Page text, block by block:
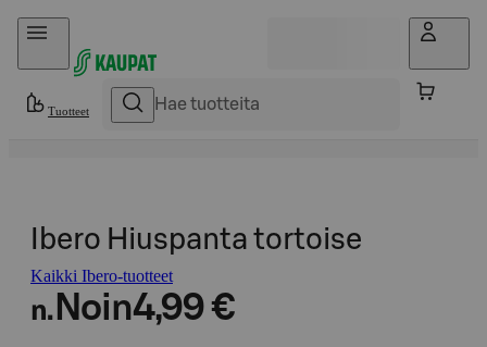
Hyppää sisältöön
Tuotteet
Ibero Hiuspanta tortoise
Kaikki Ibero-tuotteet
n. Noin4,99 €